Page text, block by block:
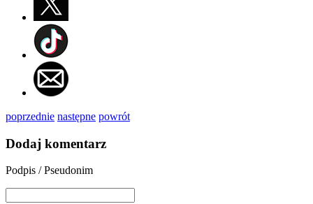
poprzednie następne powrót
Dodaj komentarz
Podpis / Pseudonim